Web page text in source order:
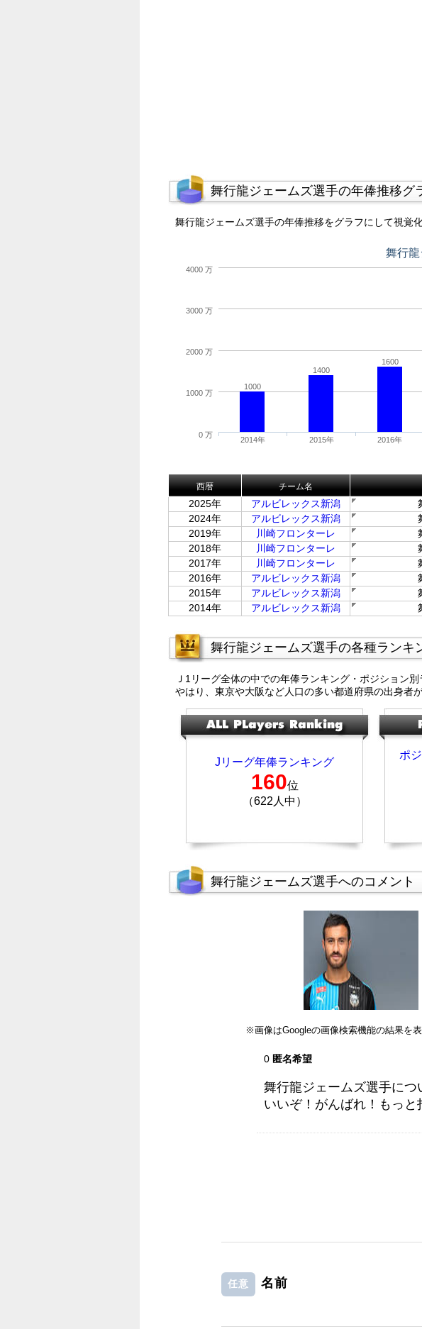
舞行龍ジェームズ選手の年俸推移グ
舞行龍ジェームズ選手の年俸推移をグラフにして視覚
舞行
1000
1400
1600
2014年 2015年 2016年
0 万
1000 万
2000 万
3000 万
4000 万
西暦 チーム名
2025年 アルビレックス新潟
2024年
アルビレックス新潟
2019年
川崎フロンターレ
2018年
川崎フロンターレ
2017年
川崎フロンターレ
2016年
アルビレックス新潟
2015年
アルビレックス新潟
2014年
アルビレックス新潟
舞行龍ジェームズ選手の各種ランキ
Ｊ1リーグ全体の中での年俸ランキング・ポジション
やはり、東京や大阪など人口の多い都道府県の出身者が
Jリーグ年俸ランキング
160位
（622人中）
ポ
舞行龍ジェームズ選手へのコメント
※画像はGoogleの画像検索機能の結果を
0 匿名希望
舞行龍ジェームズ選手につ
いいぞ！がんばれ！もっと
任意 名前